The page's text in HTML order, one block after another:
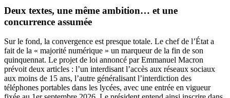
Deux textes, une même ambition… et une
concurrence assumée
Sur le fond, la convergence est presque totale. Le chef de l’État a
fait de la « majorité numérique » un marqueur de la fin de son
quinquennat. Le projet de loi annoncé par Emmanuel Macron
prévoit deux articles : l’un interdisant l’accès aux réseaux sociaux
aux moins de 15 ans, l’autre généralisant l’interdiction des
téléphones portables dans les lycées, avec une entrée en vigueur